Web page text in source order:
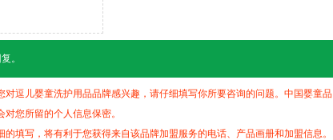
。
对逗儿婴童洗护用品品牌感兴趣，请仔细填写你所要咨询的问题。中国婴童品
对您所留的个人信息保密。
的填写，将有利于您获得来自该品牌加盟服务的电话、产品画册和加盟信息。